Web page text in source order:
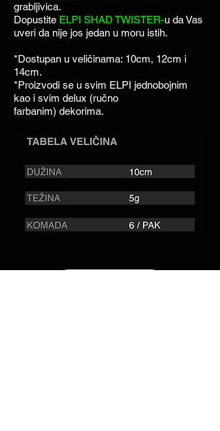
grabljivica.
Dopustite ELPI SHAD TWISTER-u da Vas
uveri da nije jos jedan u moru istih.
*Dostupan u veličinama: 10cm, 12cm i
14cm.
*Proizvodi se u svim ELPI jednobojnim
kao i svim delux (ručno
farbanim) dekorima.